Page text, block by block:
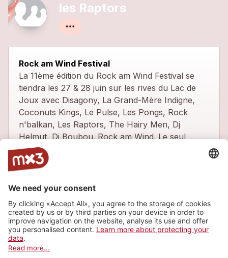
les Raptors
Rock am Wind Festival
La 11ème édition du Rock am Wind Festival se
tiendra les 27 & 28 juin sur les rives du Lac de
Joux avec Disagony, La Grand-Mère Indigne,
Coconuts Kings, Le Pulse, Les Pongs, Rock
n'balkan, Les Raptors, The Hairy Men, Dj
Helmut, Dj Boubou. Rock am Wind. Le seul
festival de l'été où le port du bonnet est
recommandé! Bienvenue à toutes et tous! Entrée
libre
19e Rock am Wind Festival 28 & 29 juin 2024,
Show map
Latest tracks